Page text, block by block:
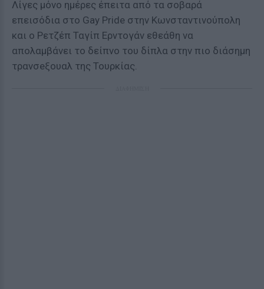
Λίγες μόνο ημέρες έπειτα από τα σοβαρά
επεισόδια στο Gay Pride στην Κωνσταντινούπολη
και ο Ρετζέπ Ταγίπ Ερντογάν εθεάθη να
απολαμβάνει το δείπνο του δίπλα στην πιο διάσημη
τρανσeξουαλ της Τουρκίας.